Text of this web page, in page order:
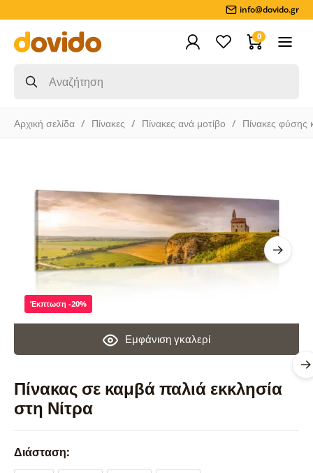
info@dovido.gr
0
Αρχική σελίδα Πίνακες Πίνακες ανά μοτίβο Πίνακες φύσης
Πίνακας σε καμβά παλιά εκκλησία
στη Νίτρα
Εμφάνιση γκαλερί
Έκπτωση -20%
Διάσταση: